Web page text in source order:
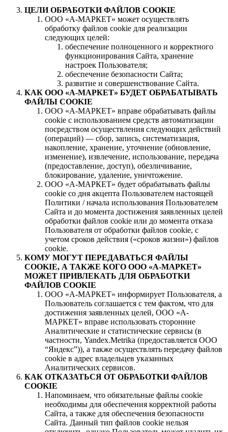
ЦЕЛИ ОБРАБОТКИ ФАЙЛОВ COOKIE
ООО «А-МАРКЕТ» может осуществлять
обработку файлов cookie для реализации
следующих целей:
обеспечение полноценного и корректного
функционирования Сайта, хранение
настроек Пользователя;
обеспечение безопасности Сайта;
развитие и совершенствование Сайта.
КАК ООО «А-МАРКЕТ» БУДЕТ ОБРАБАТЫВАТЬ
ФАЙЛЫ COOKIE
ООО «А-МАРКЕТ» вправе обрабатывать файлы
cookie с использованием средств автоматизации
посредством осуществления следующих действий
(операций) — сбор, запись, систематизация,
накопление, хранение, уточнение (обновление,
изменение), извлечение, использование, передача
(предоставление, доступ), обезличивание,
блокирование, удаление, уничтожение.
ООО «А-МАРКЕТ» будет обрабатывать файлы
cookie со дня акцепта Пользователем настоящей
Политики / начала использования Пользователем
Сайта и до момента достижения заявленных целей
обработки файлов cookie или до момента отказа
Пользователя от обработки файлов cookie, с
учетом сроков действия («сроков жизни») файлов
cookie.
КОМУ МОГУТ ПЕРЕДАВАТЬСЯ ФАЙЛЫ
COOKIE, А ТАКЖЕ КОГО ООО «А-МАРКЕТ»
МОЖЕТ ПРИВЛЕКАТЬ ДЛЯ ОБРАБОТКИ
ФАЙЛОВ COOKIE
ООО «А-МАРКЕТ» информирует Пользователя, а
Пользователь соглашается с тем фактом, что для
достижения заявленных целей, ООО «А-
МАРКЕТ» вправе использовать сторонние
Аналитические и статистические сервисы (в
частности, Yandex.Metrika (предоставляется ООО
“Яндекс”)), а также осуществлять передачу файлов
cookie в адрес владельцев указанных
Аналитических сервисов.
КАК ОТКАЗАТЬСЯ ОТ ОБРАБОТКИ ФАЙЛОВ
COOKIE
Напоминаем, что обязательные файлы cookie
необходимы для обеспечения корректной работы
Сайта, а также для обеспечения безопасности
Сайта. Данный тип файлов cookie нельзя